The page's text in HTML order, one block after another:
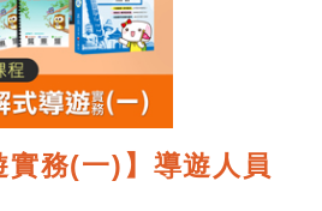
實務(一)】導遊人員